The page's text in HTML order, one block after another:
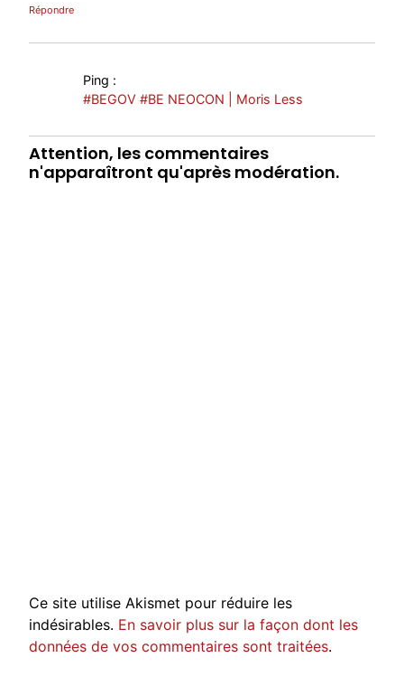
Répondre
Ping :
#BEGOV #BE NEOCON | Moris Less
Attention, les commentaires
n'apparaîtront qu'après modération.
Ce site utilise Akismet pour réduire les
indésirables. En savoir plus sur la façon dont les
données de vos commentaires sont traitées.